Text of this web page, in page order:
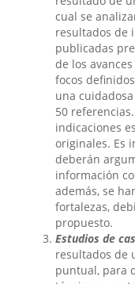
cual se
resultados de
publicadas
de los
focos
una
50
indicaciones
originales. Es
deberán
información
además, se
fortalezas,
propuesto.
Estudios de
resultados de
puntual, para